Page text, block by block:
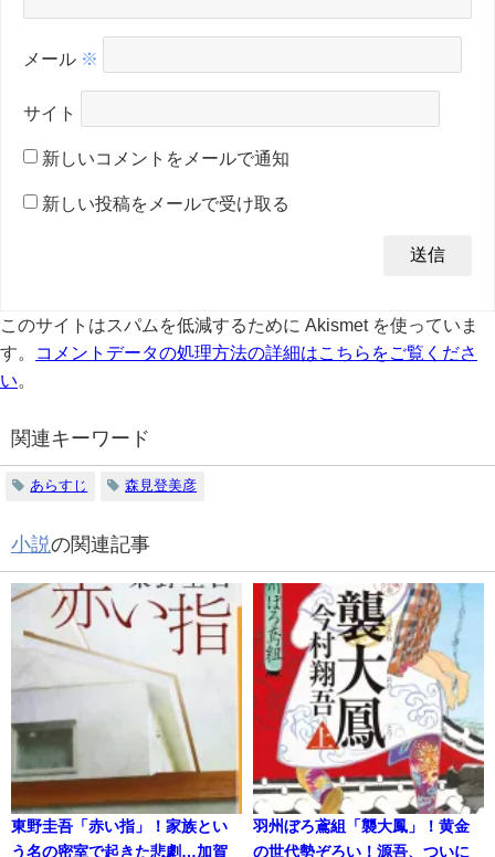
メール ※
サイト
新しいコメントをメールで通知
新しい投稿をメールで受け取る
このサイトはスパムを低減するために Akismet を使っていま
す。
コメントデータの処理方法の詳細はこちらをご覧くださ
い
関連キーワード
あらすじ 森見登美彦
小説の関連記事
東野圭吾「赤い指」！家族とい
う名の密室で起きた悲劇…加賀
羽州ぼろ鳶組「襲大鳳」！黄金
の世代勢ぞろい！源吾、ついに